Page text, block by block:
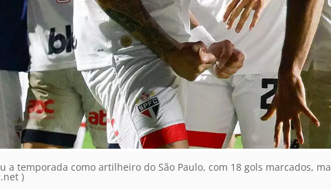
a temporada como artilheiro do São Paulo, com 18 gols marcados,
)